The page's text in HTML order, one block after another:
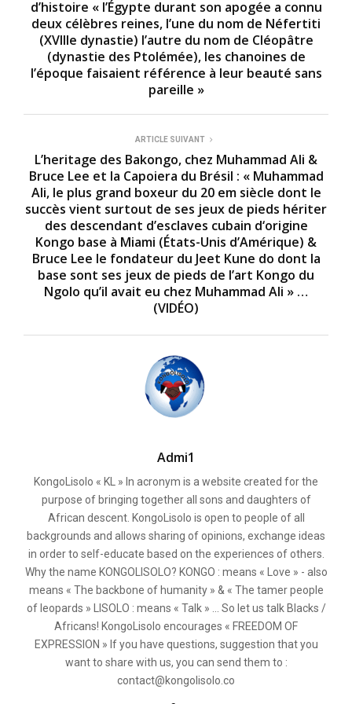
3
d’histoire « l’Égypte durant son apogée a connu
deux célèbres reines, l’une du nom de Néfertiti
(XVIIIe dynastie) l’autre du nom de Cléopâtre
(dynastie des Ptolémée), les chanoines de
l’époque faisaient référence à leur beauté sans
pareille »
ARTICLE SUIVANT
L’heritage des Bakongo, chez Muhammad Ali &
Bruce Lee et la Capoiera du Brésil : « Muhammad
Ali, le plus grand boxeur du 20 em siècle dont le
succès vient surtout de ses jeux de pieds hériter
des descendant d’esclaves cubain d‘origine
Kongo base à Miami (États-Unis d’Amérique) &
Bruce Lee le fondateur du Jeet Kune do dont la
base sont ses jeux de pieds de l’art Kongo du
Ngolo qu’il avait eu chez Muhammad Ali » …
(VIDÉO)
Admi1
KongoLisolo « KL » In acronym is a website created for the
purpose of bringing together all sons and daughters of
African descent. KongoLisolo is open to people of all
backgrounds and allows sharing of opinions, exchange ideas
in order to self-educate based on the experiences of others.
Why the name KONGOLISOLO? KONGO : means « Love » - also
means « The backbone of humanity » & « The tamer people
of leopards » LISOLO : means « Talk » ... So let us talk Blacks /
Africans! KongoLisolo encourages « FREEDOM OF
EXPRESSION » If you have questions, suggestion that you
want to share with us, you can send them to :
contact@kongolisolo.co